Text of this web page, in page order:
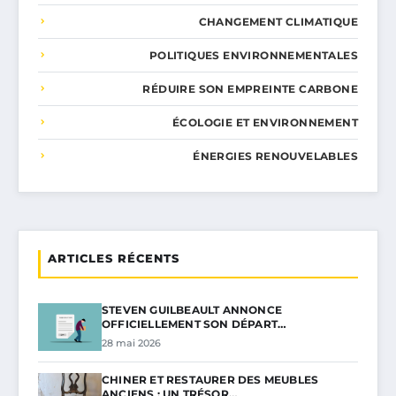
CHANGEMENT CLIMATIQUE
POLITIQUES ENVIRONNEMENTALES
RÉDUIRE SON EMPREINTE CARBONE
ÉCOLOGIE ET ENVIRONNEMENT
ÉNERGIES RENOUVELABLES
ARTICLES RÉCENTS
STEVEN GUILBEAULT ANNONCE
OFFICIELLEMENT SON DÉPART…
28 mai 2026
CHINER ET RESTAURER DES MEUBLES
ANCIENS : UN TRÉSOR…